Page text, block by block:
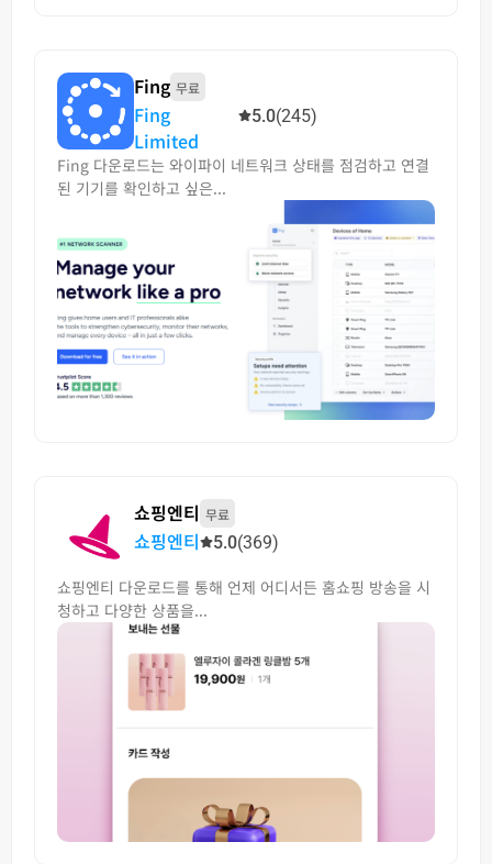
Fing 무료
Fing
Limited
5.0(245)
Fing 다운로드는 와이파이 네트워크 상태를 점검하고 연결
된 기기를 확인하고 싶은...
쇼핑엔티 무료
쇼핑엔티 5.0(369)
쇼핑엔티 다운로드를 통해 언제 어디서든 홈쇼핑 방송을 시
청하고 다양한 상품을...